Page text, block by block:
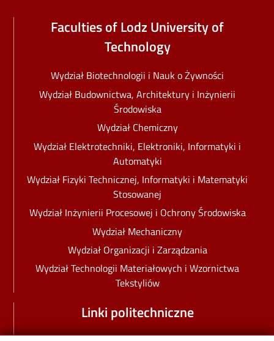
Faculties of Lodz University of
Technology
Wydział Biotechnologii i Nauk o Żywności
Wydział Budownictwa, Architektury i Inżynierii
Środowiska
Wydział Chemiczny
Wydział Elektrotechniki, Elektroniki, Informatyki i
Automatyki
Wydział Fizyki Technicznej, Informatyki i Matematyki
Stosowanej
Wydział Inżynierii Procesowej i Ochrony Środowiska
Wydział Mechaniczny
Wydział Organizacji i Zarządzania
Wydział Technologii Materiałowych i Wzornictwa
Tekstyliów
Linki politechniczne